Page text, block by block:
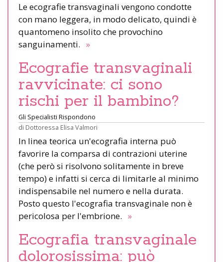
Le ecografie transvaginali vengono condotte
con mano leggera, in modo delicato, quindi è
quantomeno insolito che provochino
sanguinamenti. »
Ecografie transvaginali
ravvicinate: ci sono
rischi per il bambino?
Gli Specialisti Rispondono
di Dottoressa Elisa Valmori
In linea teorica un'ecografia interna può
favorire la comparsa di contrazioni uterine
(che però si risolvono solitamente in breve
tempo) e infatti si cerca di limitarle al minimo
indispensabile nel numero e nella durata.
Posto questo l'ecografia transvaginale non è
pericolosa per l'embrione. »
Ecografia transvaginale
dolorosissima: può